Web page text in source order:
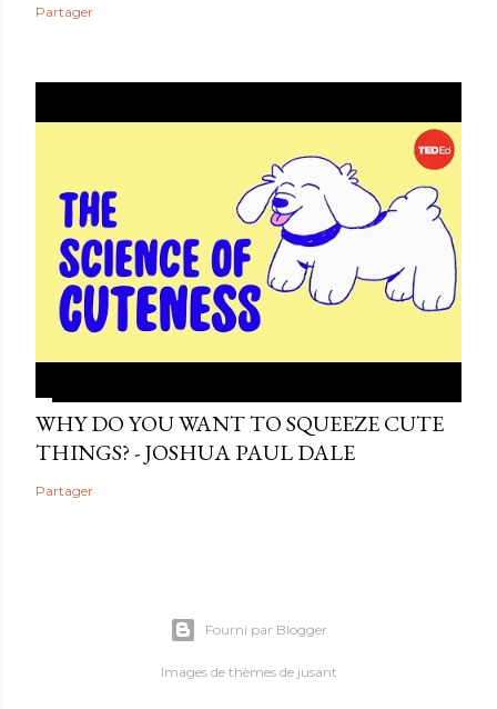
Partager
WHY DO YOU WANT TO SQUEEZE CUTE
THINGS? - JOSHUA PAUL DALE
Partager
Fourni par Blogger
Images de thèmes de jusant